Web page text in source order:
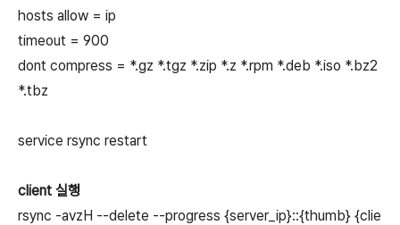
hosts allow = ip
timeout = 900
dont compress = *.gz *.tgz *.zip *.z *.rpm *.deb *.iso *.bz2
*.tbz
service rsync restart
client 실행
rsync -avzH --delete --progress {server_ip}::{thumb} {clie